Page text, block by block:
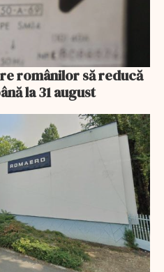
românilor să reducă
la 31 august